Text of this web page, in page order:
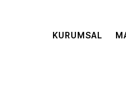
KURUMSAL